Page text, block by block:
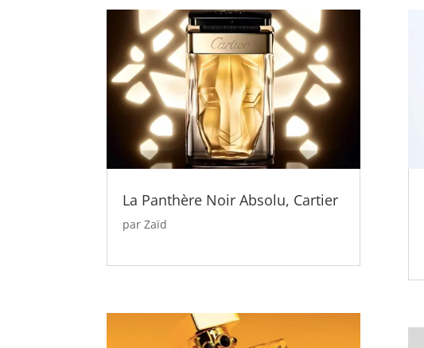
La Panthère Noir Absolu, Cartier
parZaïd